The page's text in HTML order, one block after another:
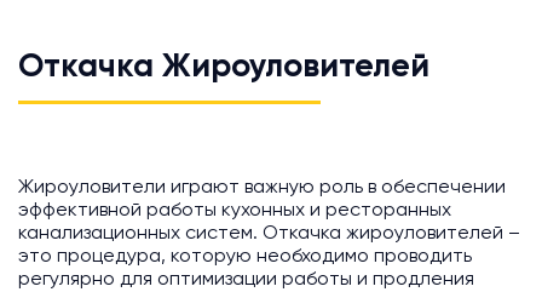
Откачка Жироуловителей
Жироуловители играют важную роль в обеспечении
эффективной работы кухонных и ресторанных
канализационных систем. Откачка жироуловителей –
это процедура, которую необходимо проводить
регулярно для оптимизации работы и продления